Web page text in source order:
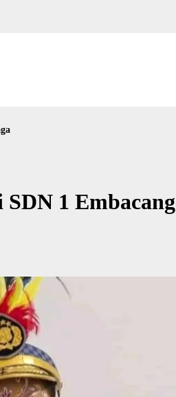
1 Embacang